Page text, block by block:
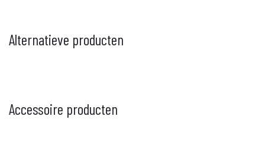
Alternatieve producten
Accessoire producten